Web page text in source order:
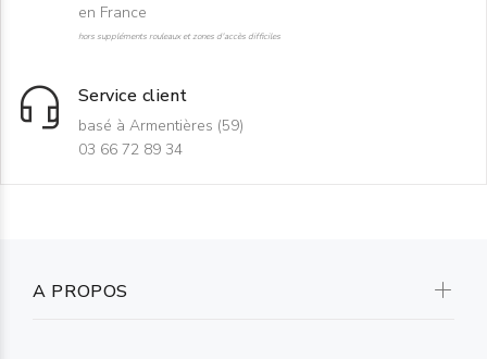
en France
hors suppléments rouleaux et zones d'accès difficiles
Service client
basé à Armentières (59)
03 66 72 89 34
A PROPOS